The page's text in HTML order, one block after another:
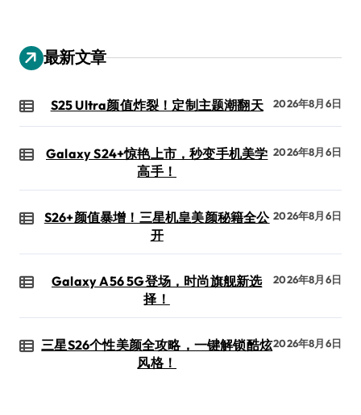
最新文章
S25 Ultra颜值炸裂！定制主题潮翻天 2026年8月6日
Galaxy S24+惊艳上市，秒变手机美学
高手！
2026年8月6日
S26+颜值暴增！三星机皇美颜秘籍全公
开
2026年8月6日
Galaxy A56 5G登场，时尚旗舰新选
择！
2026年8月6日
三星S26个性美颜全攻略，一键解锁酷炫
风格！
2026年8月6日